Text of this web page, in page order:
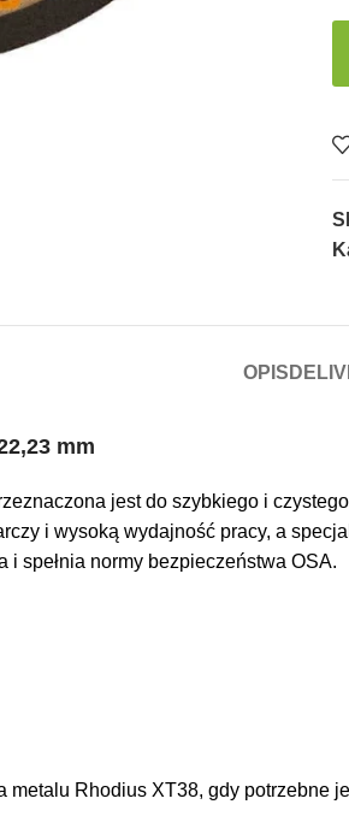
OPIS
mm
jest do szybkiego i
i wysoką wydajność pracy, a
spełnia normy bezpieczeństwa OSA.
metalu Rhodius XT38, gdy potrzebne